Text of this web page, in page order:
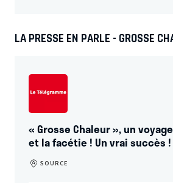
LA PRESSE EN PARLE - GROSSE
« Grosse Chaleur », un
et la facétie ! Un vrai succès !
SOURCE